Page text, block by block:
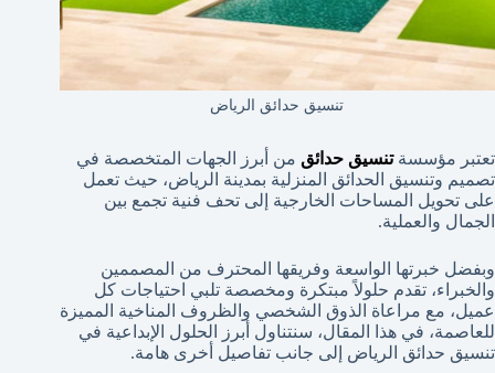
تنسيق حدائق الرياض
تعتبر مؤسسةتنسيق حدائق من أبرز الجهات المتخصصة في
تصميم وتنسيق الحدائق المنزلية بمدينة الرياض، حيث تعمل
على تحويل المساحات الخارجية إلى تحف فنية تجمع بين
الجمال والعملية.
وبفضل خبرتها الواسعة وفريقها المحترف من المصممين
والخبراء، تقدم حلولاً مبتكرة ومخصصة تلبي احتياجات كل
عميل، مع مراعاة الذوق الشخصي والظروف المناخية المميزة
للعاصمة، في هذا المقال، سنتناول أبرز الحلول الإبداعية في
تنسيق حدائق الرياض إلى جانب تفاصيل أخرى هامة.